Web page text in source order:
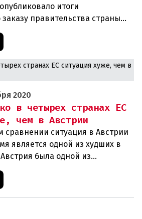
итоги
правительства страны
с ним около 54
республики хотят добро
2020
в четырех странах ЕС
чем в Австрии
сравнении ситуация в Австрии
является одной из худших в
была одной из
во время первой волны
сильно отстает